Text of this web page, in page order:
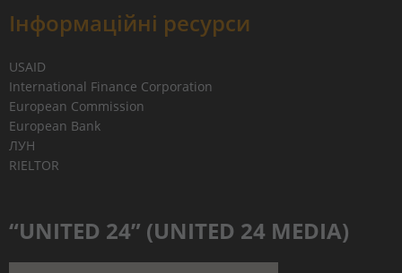
Інформаційні ресурси
USAID
International Finance Corporation
European Commission
European Bank
ЛУН
RIELTOR
“UNITED 24” (UNITED 24 MEDIA)